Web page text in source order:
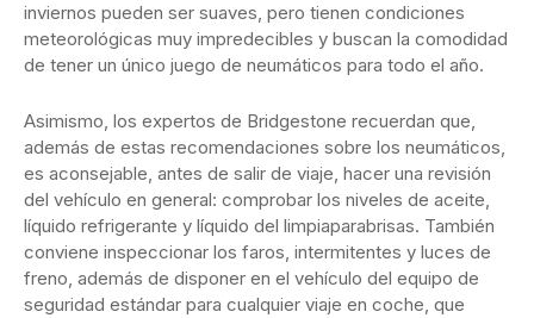
inviernos pueden ser suaves, pero tienen condiciones
meteorológicas muy impredecibles y buscan la comodidad
de tener un único juego de neumáticos para todo el año.
Asimismo, los expertos de Bridgestone recuerdan que,
además de estas recomendaciones sobre los neumáticos,
es aconsejable, antes de salir de viaje, hacer una revisión
del vehículo en general: comprobar los niveles de aceite,
líquido refrigerante y líquido del limpiaparabrisas. También
conviene inspeccionar los faros, intermitentes y luces de
freno, además de disponer en el vehículo del equipo de
seguridad estándar para cualquier viaje en coche, que